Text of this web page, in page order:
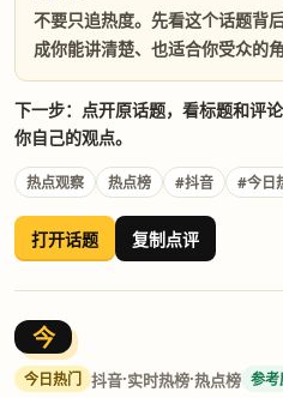
不要只追热度。先看这个话题背
成你能讲清楚、也适合你受众的角
下一步：点开原话题，看标题和评
你自己的观点。
热点观察 热点榜 #抖音 #今日
打开话题 复制点评
今
今日热门 抖音·实时热榜·热点榜 参